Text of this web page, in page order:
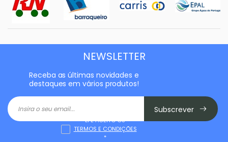
NEWSLETTER
Receba as últimas novidades e
destaques em vários produtos!
Subscrever
LI E ACEITO OS
TERMOS E CONDIÇÕES
*